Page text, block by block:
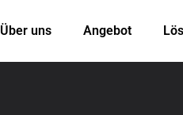
Über uns Angebot